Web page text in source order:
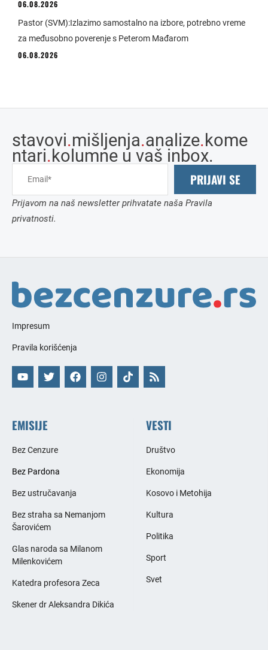
06.08.2026
Pastor (SVM):Izlazimo samostalno na izbore, potrebno vreme
za međusobno poverenje s Peterom Mađarom
06.08.2026
stavovi.mišljenja.analize.kome
ntari.kolumne u vaš inbox.
PRIJAVI SE
Prijavom na naš newsletter prihvatate naša Pravila
privatnosti.
Impresum
Pravila korišćenja
EMISIJE
Bez Cenzure
Bez Pardona
Bez ustručavanja
Bez straha sa Nemanjom
Šarovićem
Glas naroda sa Milanom
Milenkovićem
Katedra profesora Zeca
Skener dr Aleksandra Dikića
VESTI
Društvo
Ekonomija
Kosovo i Metohija
Kultura
Politika
Sport
Svet